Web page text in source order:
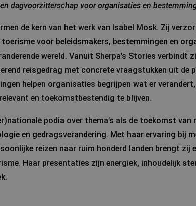
dagvoorzitterschap voor organisaties en
de kern van het werk van Isabel Mosk. Zij
voor beleidsmakers, bestemmingen en
wereld. Vanuit Sherpa’s Stories
reisgedrag met concrete vraagstukken uit de
helpen organisaties begrijpen wat er
en toekomstbestendig te blijven.
podia over thema’s als de toekomst van
en gedragsverandering. Met haar ervaring bij
reizen naar ruim honderd landen brengt zij
Haar presentaties zijn energiek, inhoudelijk